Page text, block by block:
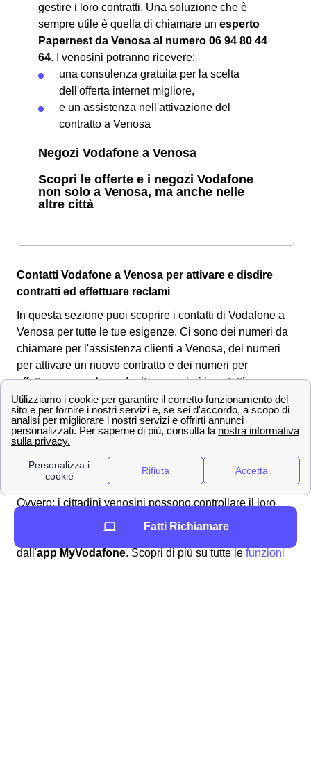
gestire i loro contratti. Una soluzione che è
sempre utile è quella di chiamare un esperto
Papernest da Venosa al numero 06 94 80 44
64. I venosini potranno ricevere:
una consulenza gratuita per la scelta
dell'offerta internet migliore,
e un assistenza nell'attivazione del
contratto a Venosa
Negozi Vodafone a Venosa
Scopri le offerte e i negozi Vodafone
non solo a Venosa, ma anche nelle
altre città
Contatti Vodafone a Venosa per attivare e disdire
contratti ed effettuare reclami
In questa sezione puoi scoprire i contatti di Vodafone a
Venosa per tutte le tue esigenze. Ci sono dei numeri da
chiamare per l'assistenza clienti a Venosa, dei numeri
per attivare un nuovo contratto e dei numeri per
effettuare un reclamo. Inoltre scoprirai i contatti
alternativi come l'operatore virtuale, l'App o i Social
Media.
Numeri Verdi e contatti Vodafone a Venosa
I venosini hanno diversi modi per
contattare Vodafone
: i più semplici riguardano i canali online.
Ovvero: i cittadini venosini possono controllare il loro
abbonamento e attivare o disattivare promozioni
dall'app MyVodafone. Scopri di più su tutte le funzioni
Fatti Richiamare